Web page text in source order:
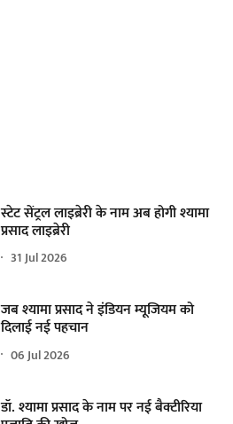
स्टेट सेंट्रल लाइब्रेरी के नाम अब होगी श्यामा
प्रसाद लाइब्रेरी
31 Jul 2026
जब श्यामा प्रसाद ने इंडियन म्यूजियम को
दिलाई नई पहचान
06 Jul 2026
डॉ. श्यामा प्रसाद के नाम पर नई बैक्टीरिया